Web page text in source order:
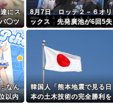
にス
◯ツ
ｗｗ
ｗ
8月7日 ロッテ２－６オリ
ックス 先発廣池が6回5失
点、初回先制許し安田の一
発で追いつくもその後打線
は沈黙し敗戦
なん
以内
韓国人「熊本地震で見る日
本の土木技術の完全勝利を